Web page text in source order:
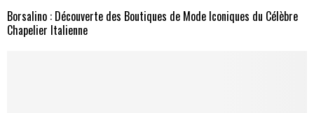
Borsalino : Découverte des Boutiques de Mode Iconiques du Célèbre
Chapelier Italienne